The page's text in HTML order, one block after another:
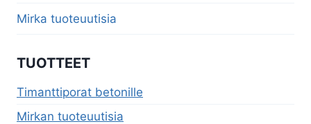
Mirka tuoteuutisia
TUOTTEET
Timanttiporat betonille
Mirkan tuoteuutisia